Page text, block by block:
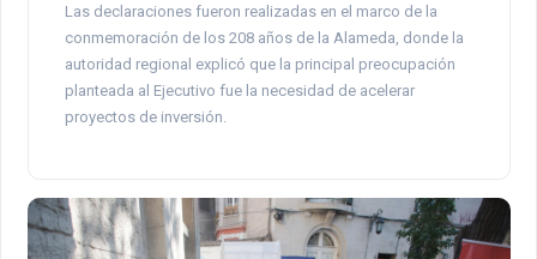
Las declaraciones fueron realizadas en el marco de la
conmemoración de los 208 años de la Alameda, donde la
autoridad regional explicó que la principal preocupación
planteada al Ejecutivo fue la necesidad de acelerar
proyectos de inversión.